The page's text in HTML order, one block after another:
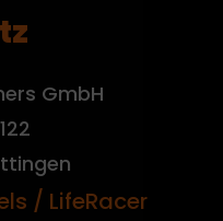
GmbH
/ LifeRacer